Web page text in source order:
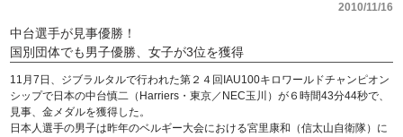
2010/11/16
中台選手が見事優勝！
国別団体でも男子優勝、女子が3位を獲得
11月7日、ジブラルタルで行われた第２４回IAU100キロワールドチャンピオン
シップで日本の中台慎二（Harriers・東京／NEC玉川）が６時間43分44秒で、
見事、金メダルを獲得した。
日本人選手の男子は昨年のベルギー大会における宮里康和（信太山自衛隊）に